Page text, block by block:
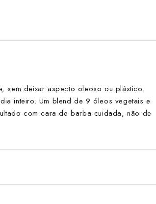
sem deixar aspecto oleoso ou plástico.
inteiro. Um blend de 9 óleos vegetais e
com cara de barba cuidada, não de